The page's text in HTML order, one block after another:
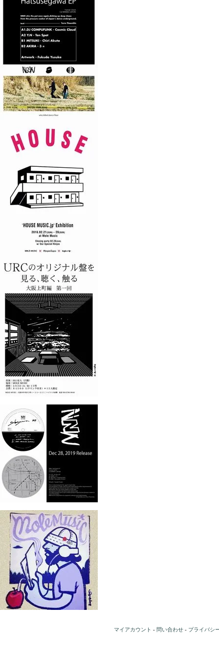
マイアカウント - 問い合わせ - プライバシ